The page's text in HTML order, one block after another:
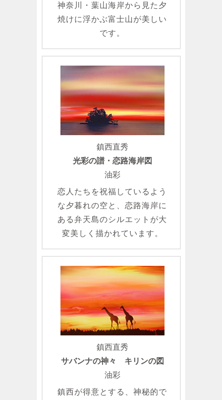
神奈川・葉山海岸から見た夕
焼けに浮かぶ富士山が美しい
です。
鎮西直秀
光彩の譜・恋路海岸図
油彩
恋人たちを祝福しているよう
な夕暮れの空と、恋路海岸に
ある弁天島のシルエットが大
変美しく描かれています。
鎮西直秀
サバンナの神々 キリンの図
油彩
鎮西が得意とする、神秘的で